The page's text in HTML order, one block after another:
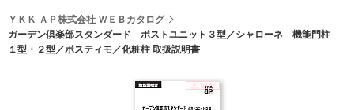
ＹＫＫ ＡＰ株式会社 ＷＥＢカタログ
ガーデン倶楽部スタンダード ポストユニット３型／シャローネ 機能門柱
１型・２型／ポスティモ／化粧柱 取扱説明書